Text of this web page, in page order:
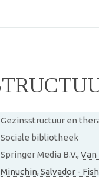
Gezinsstructuur en
Sociale bibliotheek
Springer Media B.V., Van
Minuchin, Salvador -